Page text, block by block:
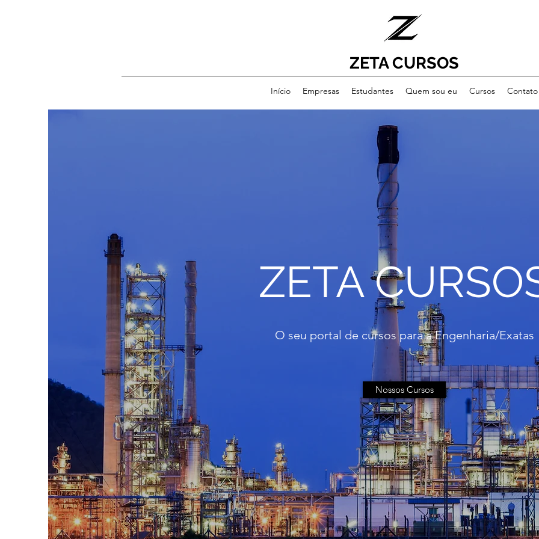
ZETA CURSOS
Início Empresas Estudantes Quem sou eu Cursos Contato
ZETA
O seu portal de cursos para a Engenharia/Exatas
Nossos Cursos